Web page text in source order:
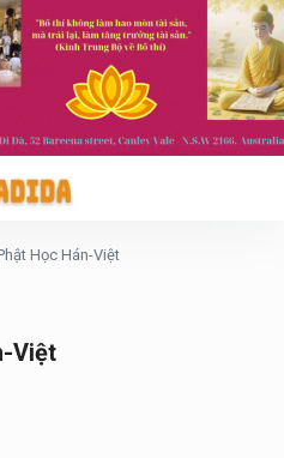
Học Hán-Việt
Việt